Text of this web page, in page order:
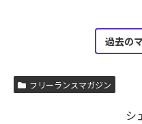
過去の
フリーランスマガジン
シ